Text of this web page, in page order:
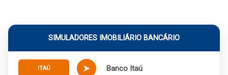
SIMULADORES IMOBILIÁRIO BANCÁRIO
ITAÚ ➤ Banco Itaú